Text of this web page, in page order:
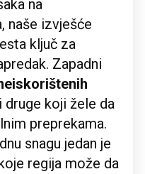
na
naše izvješće
ključ za
Zapadni
druge koji žele da
preprekama.
snagu jedan je
regija može da